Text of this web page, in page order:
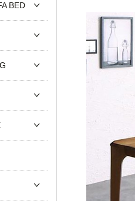
BED